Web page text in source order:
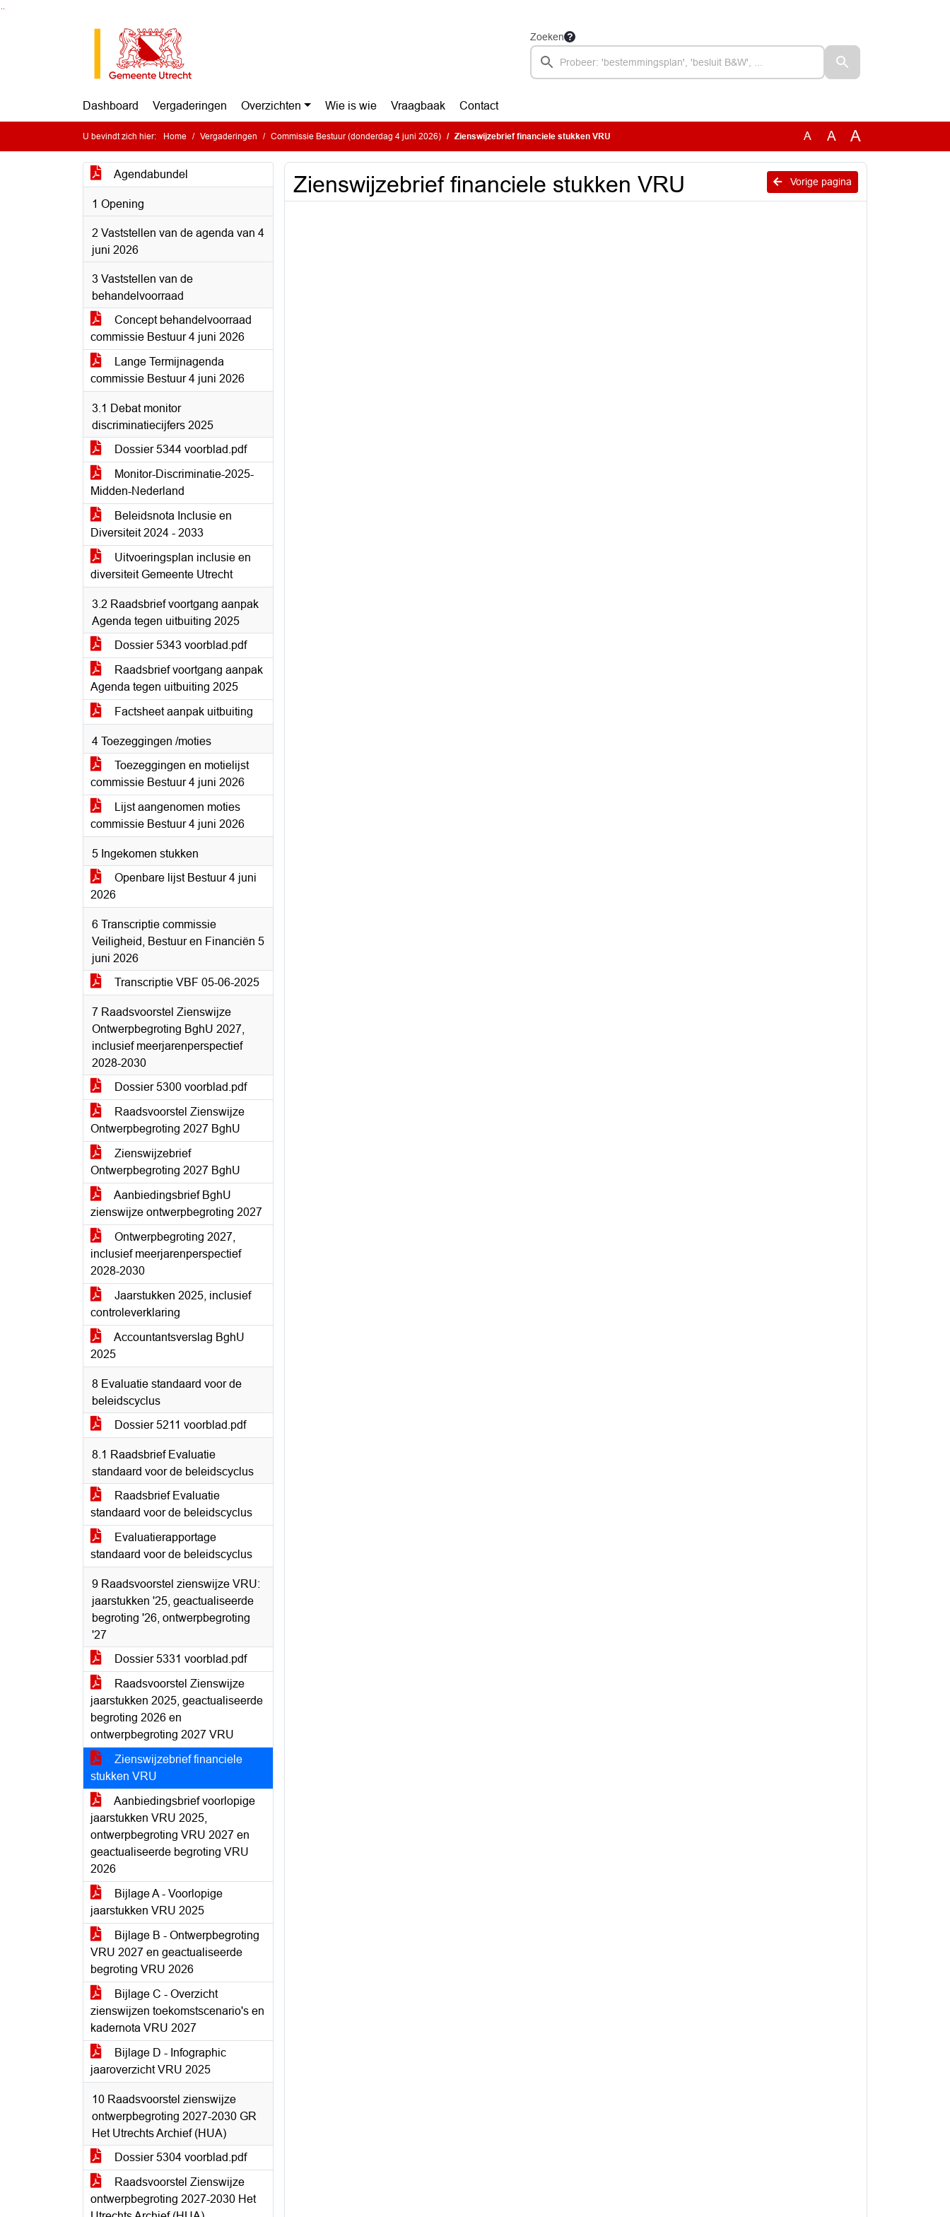
Zoeken
Dashboard Vergaderingen Overzichten Wie is wie Vraagbaak Contact
U bevindt zich hier: Home Vergaderingen Commissie Bestuur (donderdag 4 juni 2026) Zienswijzebrief financiele stukken VRU A A A
Agendabundel
1 Opening
2 Vaststellen van de agenda van 4
juni 2026
3 Vaststellen van de
behandelvoorraad
Concept behandelvoorraad
commissie Bestuur 4 juni 2026
Lange Termijnagenda
commissie Bestuur 4 juni 2026
3.1 Debat monitor
discriminatiecijfers 2025
Dossier 5344 voorblad.pdf
Monitor-Discriminatie-2025-
Midden-Nederland
Beleidsnota Inclusie en
Diversiteit 2024 - 2033
Uitvoeringsplan inclusie en
diversiteit Gemeente Utrecht
3.2 Raadsbrief voortgang aanpak
Agenda tegen uitbuiting 2025
Dossier 5343 voorblad.pdf
Raadsbrief voortgang aanpak
Agenda tegen uitbuiting 2025
Factsheet aanpak uitbuiting
4 Toezeggingen /moties
Toezeggingen en motielijst
commissie Bestuur 4 juni 2026
Lijst aangenomen moties
commissie Bestuur 4 juni 2026
5 Ingekomen stukken
Openbare lijst Bestuur 4 juni
2026
6 Transcriptie commissie
Veiligheid, Bestuur en Financiën 5
juni 2026
Transcriptie VBF 05-06-2025
7 Raadsvoorstel Zienswijze
Ontwerpbegroting BghU 2027,
inclusief meerjarenperspectief
2028-2030
Dossier 5300 voorblad.pdf
Raadsvoorstel Zienswijze
Ontwerpbegroting 2027 BghU
Zienswijzebrief
Ontwerpbegroting 2027 BghU
Aanbiedingsbrief BghU
zienswijze ontwerpbegroting 2027
Ontwerpbegroting 2027,
inclusief meerjarenperspectief
2028-2030
Jaarstukken 2025, inclusief
controleverklaring
Accountantsverslag BghU
2025
8 Evaluatie standaard voor de
beleidscyclus
Dossier 5211 voorblad.pdf
8.1 Raadsbrief Evaluatie
standaard voor de beleidscyclus
Raadsbrief Evaluatie
standaard voor de beleidscyclus
Evaluatierapportage
standaard voor de beleidscyclus
9 Raadsvoorstel zienswijze VRU:
jaarstukken '25, geactualiseerde
begroting '26, ontwerpbegroting
'27
Dossier 5331 voorblad.pdf
Raadsvoorstel Zienswijze
jaarstukken 2025, geactualiseerde
begroting 2026 en
ontwerpbegroting 2027 VRU
Zienswijzebrief financiele
stukken VRU
Aanbiedingsbrief voorlopige
jaarstukken VRU 2025,
ontwerpbegroting VRU 2027 en
geactualiseerde begroting VRU
2026
Bijlage A - Voorlopige
jaarstukken VRU 2025
Bijlage B - Ontwerpbegroting
VRU 2027 en geactualiseerde
begroting VRU 2026
Bijlage C - Overzicht
zienswijzen toekomstscenario's en
kadernota VRU 2027
Bijlage D - Infographic
jaaroverzicht VRU 2025
10 Raadsvoorstel zienswijze
ontwerpbegroting 2027-2030 GR
Het Utrechts Archief (HUA)
Dossier 5304 voorblad.pdf
Raadsvoorstel Zienswijze
ontwerpbegroting 2027-2030 Het
Vorige pagina
Zienswijzebrief financiele stukken VRU